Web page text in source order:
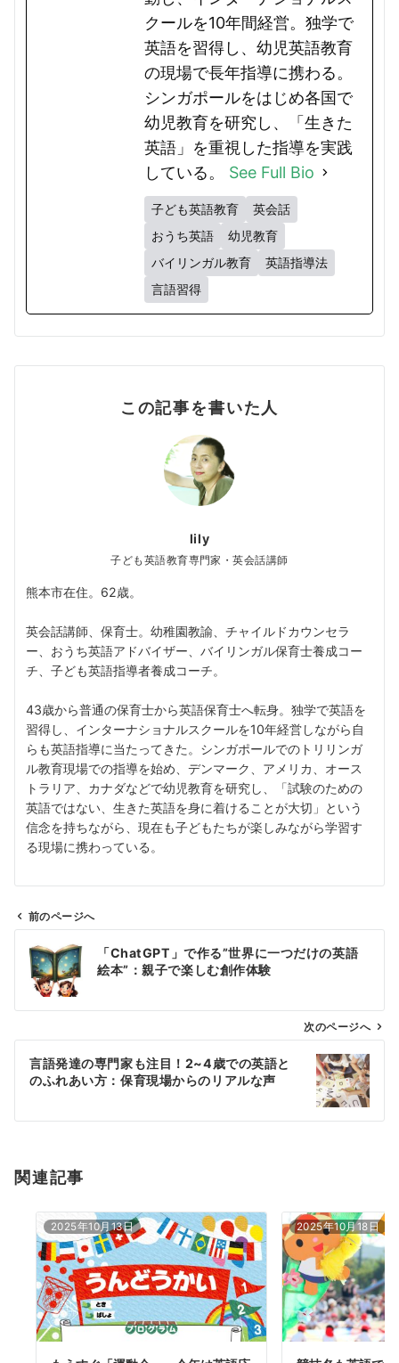
クールを10年間経営。独学で
英語を習得し、幼児英語教育
の現場で長年指導に携わる。
シンガポールをはじめ各国で
幼児教育を研究し、「生きた
英語」を重視した指導を実践
している。 See Full Bio
子ども英語教育
英会話
おうち英語
幼児教育
バイリンガル教育
英語指導法
言語習得
この記事を書いた人
lily
子ども英語教育専門家・英会話講師
熊本市在住。62歳。
英会話講師、保育士。幼稚園教諭、チャイルドカウンセラ
ー、おうち英語アドバイザー、バイリンガル保育士養成コー
チ、子ども英語指導者養成コーチ。
43歳から普通の保育士から英語保育士へ転身。独学で英語を
習得し、インターナショナルスクールを10年経営しながら自
らも英語指導に当たってきた。シンガポールでのトリリンガ
ル教育現場での指導を始め、デンマーク、アメリカ、オース
トラリア、カナダなどで幼児教育を研究し、「試験のための
英語ではない、生きた英語を身に着けることが大切」という
信念を持ちながら、現在も子どもたちが楽しみながら学習す
る現場に携わっている。
ン
前のページへ
「ChatGPT」で作る”世界に一つだけの英語
絵本”：親子で楽しむ創作体験
次のページへ
言語発達の専門家も注目！2~4歳での英語と
のふれあい方：保育現場からのリアルな声
関連記事
2025年10月13日 2025年10月18日